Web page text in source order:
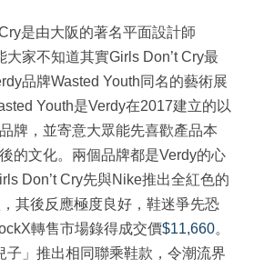
是由大阪的著名平面設計師
家不知道其實Girls Don’t Cry最
品牌Wasted Youth同名的藝術展
Youth是Verdy在2017建立的以
牌，並寄意大眾能先喜歡產品本
的文化。兩個品牌都是Verdy的心
Don’t Cry先與Nike推出全紅色的
其後反應極度良好，鞋迷爭先恐
轉售市場錄得成交價$11,660。
子」推出相同聯乘鞋款，令潮流界